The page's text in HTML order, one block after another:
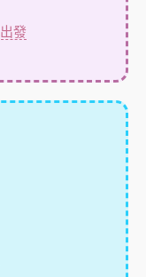
出發